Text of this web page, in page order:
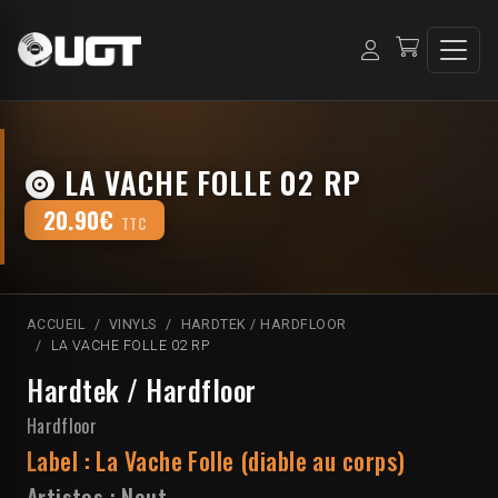
LA VACHE FOLLE 02 RP
20.90€ TTC
ACCUEIL VINYLS
HARDTEK / HARDFLOOR
LA VACHE FOLLE 02 RP
Hardtek / Hardfloor
Hardfloor
Label : La Vache Folle (diable au corps)